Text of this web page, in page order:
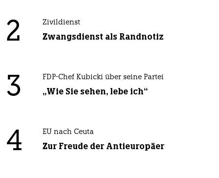
2 Zivildienst
Zwangsdienst als Randnotiz
3 FDP-Chef Kubicki über seine Partei
„Wie Sie sehen, lebe ich“
4 EU nach Ceuta
Zur Freude der Antieuropäer